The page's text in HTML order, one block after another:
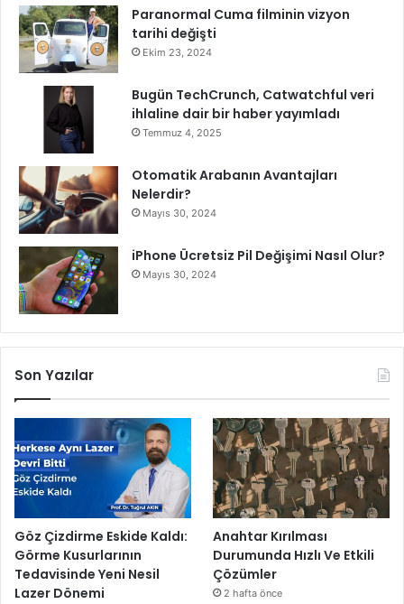
y
o
Paranormal Cuma filminin vizyon
tarihi değişti
Ekim 23, 2024
Bugün TechCrunch, Catwatchful veri
ihlaline dair bir haber yayımladı
Temmuz 4, 2025
Otomatik Arabanın Avantajları
Nelerdir?
Mayıs 30, 2024
iPhone Ücretsiz Pil Değişimi Nasıl Olur?
Mayıs 30, 2024
Son Yazılar
Göz Çizdirme Eskide Kaldı:
Görme Kusurlarının
Tedavisinde Yeni Nesil
Lazer Dönemi
Anahtar Kırılması
Durumunda Hızlı Ve Etkili
Çözümler
2 hafta önce